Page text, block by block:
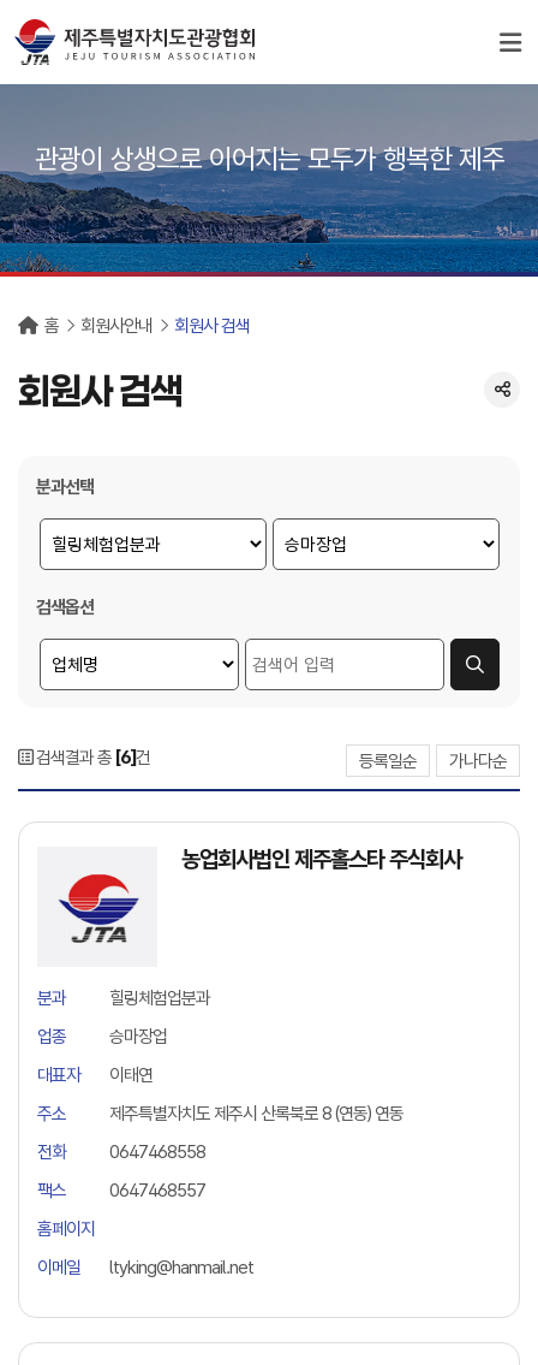
관광이 상생으로 이어지는 모두가 행복한 제주
홈 회원사안내 회원사 검색
회원사 검색
분과선택
검색옵션
검색결과 총 [6]건 등록일순 가나다순
농업회사법인 제주홀스타 주식회사
분과
힐링체험업분과
업종
승마장업
대표자
이태연
주소
제주특별자치도 제주시 산록북로 8 (연동) 연동
전화
0647468558
팩스
0647468557
홈페이지
이메일
ltyking@hanmail.net